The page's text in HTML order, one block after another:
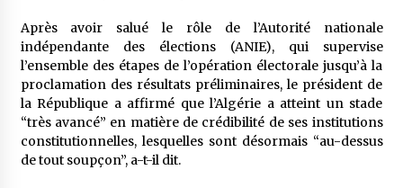
Après avoir salué le rôle de l’Autorité nationale
indépendante des élections (ANIE), qui supervise
l’ensemble des étapes de l’opération électorale jusqu’à la
proclamation des résultats préliminaires, le président de
la République a affirmé que l’Algérie a atteint un stade
“très avancé” en matière de crédibilité de ses institutions
constitutionnelles, lesquelles sont désormais “au-dessus
de tout soupçon”, a-t-il dit.